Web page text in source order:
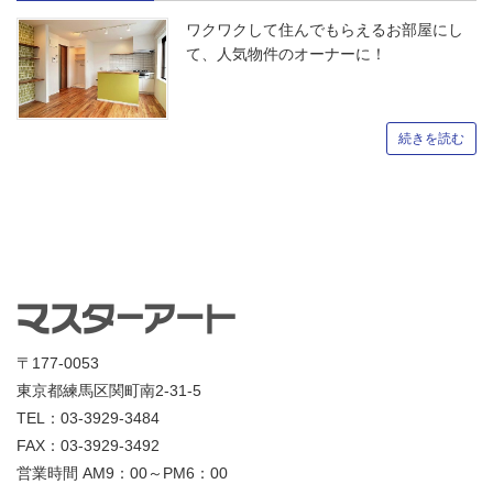
ワクワクして住んでもらえるお部屋にし
て、人気物件のオーナーに！
続きを読む
〒177-0053
東京都練馬区関町南2-31-5
TEL：03-3929-3484
FAX：03-3929-3492
営業時間 AM9：00～PM6：00